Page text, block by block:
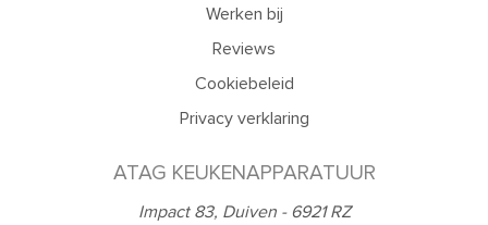
Werken bij
Reviews
Cookiebeleid
Privacy verklaring
ATAG KEUKENAPPARATUUR
Impact 83, Duiven - 6921 RZ